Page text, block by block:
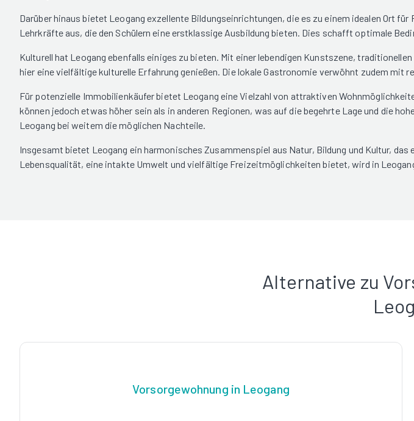
Darüber hinaus bietet Leogang exzellente Bildungseinrichtungen, die es zu einem idealen Ort
Lehrkräfte aus, die den Schülern eine erstklassige Ausbildung bieten. Dies schafft optimale
Kulturell hat Leogang ebenfalls einiges zu bieten. Mit einer lebendigen Kunstszene,
hier eine vielfältige kulturelle Erfahrung genießen. Die lokale Gastronomie verwöhnt zudem mit
Für potenzielle Immobilienkäufer bietet Leogang eine Vielzahl von attraktiven
können jedoch etwas höher sein als in anderen Regionen, was auf die begehrte Lage und die
Leogang bei weitem die möglichen Nachteile.
Insgesamt bietet Leogang ein harmonisches Zusammenspiel aus Natur, Bildung und Kultur,
Lebensqualität, eine intakte Umwelt und vielfältige Freizeitmöglichkeiten bietet, wird in
Alternative zu
Vorsorgewohnung in Leogang